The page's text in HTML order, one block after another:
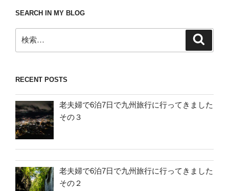
SEARCH IN MY BLOG
索:
RECENT POSTS
老夫婦で6泊7日で九州旅行に行ってきました
その３
老夫婦で6泊7日で九州旅行に行ってきました
その２